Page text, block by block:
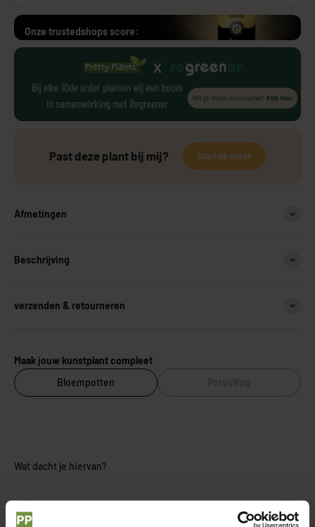
Onze trustedshops score:
Past deze plant bij mij? Start de check
Afmetingen
Beschrijving
verzenden & retourneren
Maak jouw kunstplant compleet
Bloempotten
Potvulling
Wat dacht je hiervan?